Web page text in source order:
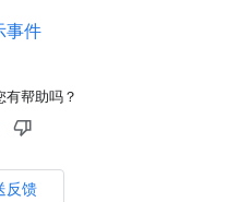
事件
有帮助吗？
反馈